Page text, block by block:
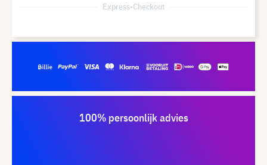
Express-Checkout
100% persoonlijk advies